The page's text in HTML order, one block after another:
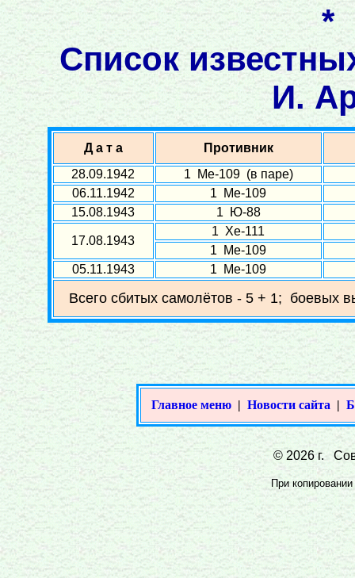
Список
И.
Д а т а
Противник
28.09.1942
1 Ме-109 (в паре)
06.11.1942
1 Ме-109
15.08.1943
1 Ю-88
17.08.1943
1 Хе-111
1 Ме-109
05.11.1943
1 Ме-109
Всего сбитых самолётов - 5 + 1; боевых
Главное меню | Новости сайта |
© 2026 г.
При